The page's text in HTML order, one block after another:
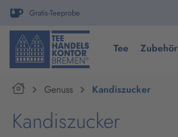
Zur Hauptnavigation springen
Gratis-Teeprobe
Tee Zubehör
HomeGenuss Kandiszucker
Kandiszucker